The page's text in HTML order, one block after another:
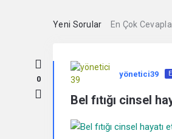
Yeni Sorular En Çok
Kullanıcı
Yorumları
0
yönetici39
Bel fıtığı cinsel